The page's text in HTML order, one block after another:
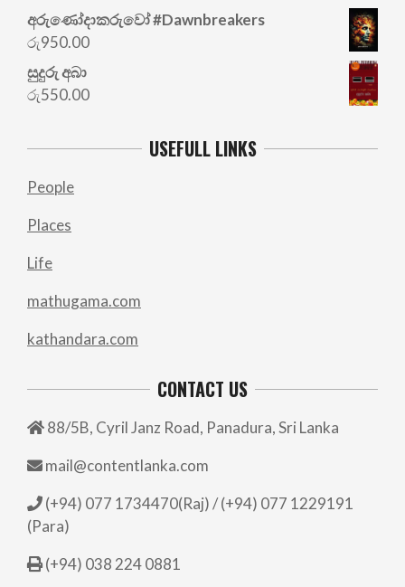
අරු‍ණෝදාකරුවෝ #Dawnbreakers
රු950.00
සුදුරු අබා
රු550.00
USEFULL LINKS
People
Places
Life
mathugama.com
kathandara.com
CONTACT US
88/5B, Cyril Janz Road, Panadura, Sri Lanka
mail@contentlanka.com
(+94) 077 1734470(Raj) / (+94) 077 1229191
(Para)
(+94) 038 224 0881